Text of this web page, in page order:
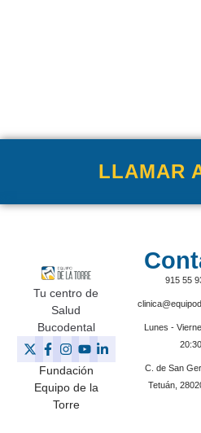
LLAMAR
Tu centro de
Salud
Bucodental
Fundación
Equipo de la
Torre
915 55
Lunes -
20:30
C. de San
Tetuán,